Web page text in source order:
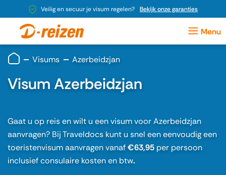
Veilig en secuur je visum regelen? Bekijk onze garanties
Visums Azerbeidzjan
Visum Azerbeidzjan
Gaat u op reis en wilt u een visum voor Azerbeidzjan
aanvragen? Bij Traveldocs kunt u snel een eenvoudig een
toeristenvisum aanvragen vanaf€63,95 per persoon
inclusief consulaire kosten en btw.